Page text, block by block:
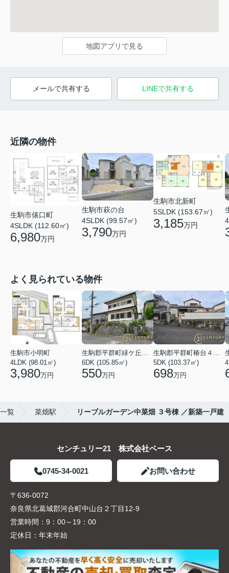
地図アプリで見る
メールで共有する LINEで共有する
近隣の物件
生駒市俵口町
4SLDK (112.60㎡)
6,980万円
生駒市萩の台
4SLDK (99.57㎡)
3,790万円
生駒市北新町
5SLDK (153.67㎡)
3,185万円
よく見られている物件
生駒市小明町
4LDK (98.01㎡)
3,980万円
6DK (105.85㎡)
550万円
5DK (103.37㎡)
698万円
覧 菜畑駅 リーブルガーデン中菜畑 ３号棟 ／新築一戸建
センチュリー21 株式会社ベース
0745-34-0021 お問い合わせ
〒636-0072
奈良県北葛城郡河合町中山台２丁目12-9
営業時間： 9：00～19：00
定休日： 年末年始